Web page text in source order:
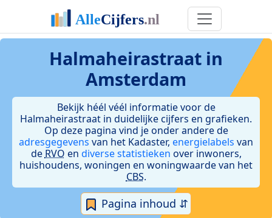
Halmaheirastraat in
Amsterdam
Bekijk héél véél informatie voor de
Halmaheirastraat in duidelijke cijfers en grafieken.
Op deze pagina vind je onder andere de
adresgegevens van het Kadaster, energielabels van
de RVO en diverse statistieken over inwoners,
huishoudens, woningen en woningwaarde van het
CBS.
Pagina inhoud ⇵